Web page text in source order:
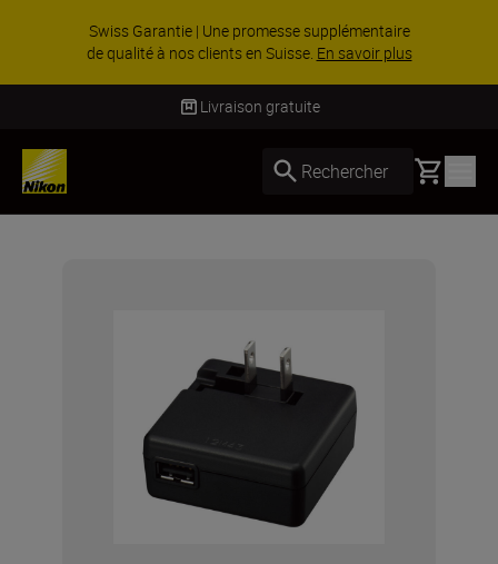
Swiss Garantie | Une promesse supplémentaire
de qualité à nos clients en Suisse. En savoir plus
Livraison gratuite
Rechercher Basket